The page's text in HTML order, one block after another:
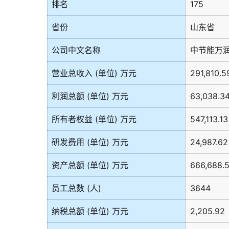
排名 175
省份 山东省
公司中文名称 中节能万
营业总收入 (单位) 万元
利润总额 (单位) 万元
所有者权益 (单位) 万元 547,113.13
研发费用 (单位) 万元 24,987.62
资产总额 (单位) 万元
员工总数 (人) 3644
纳税总额 (单位) 万元 2,205.92